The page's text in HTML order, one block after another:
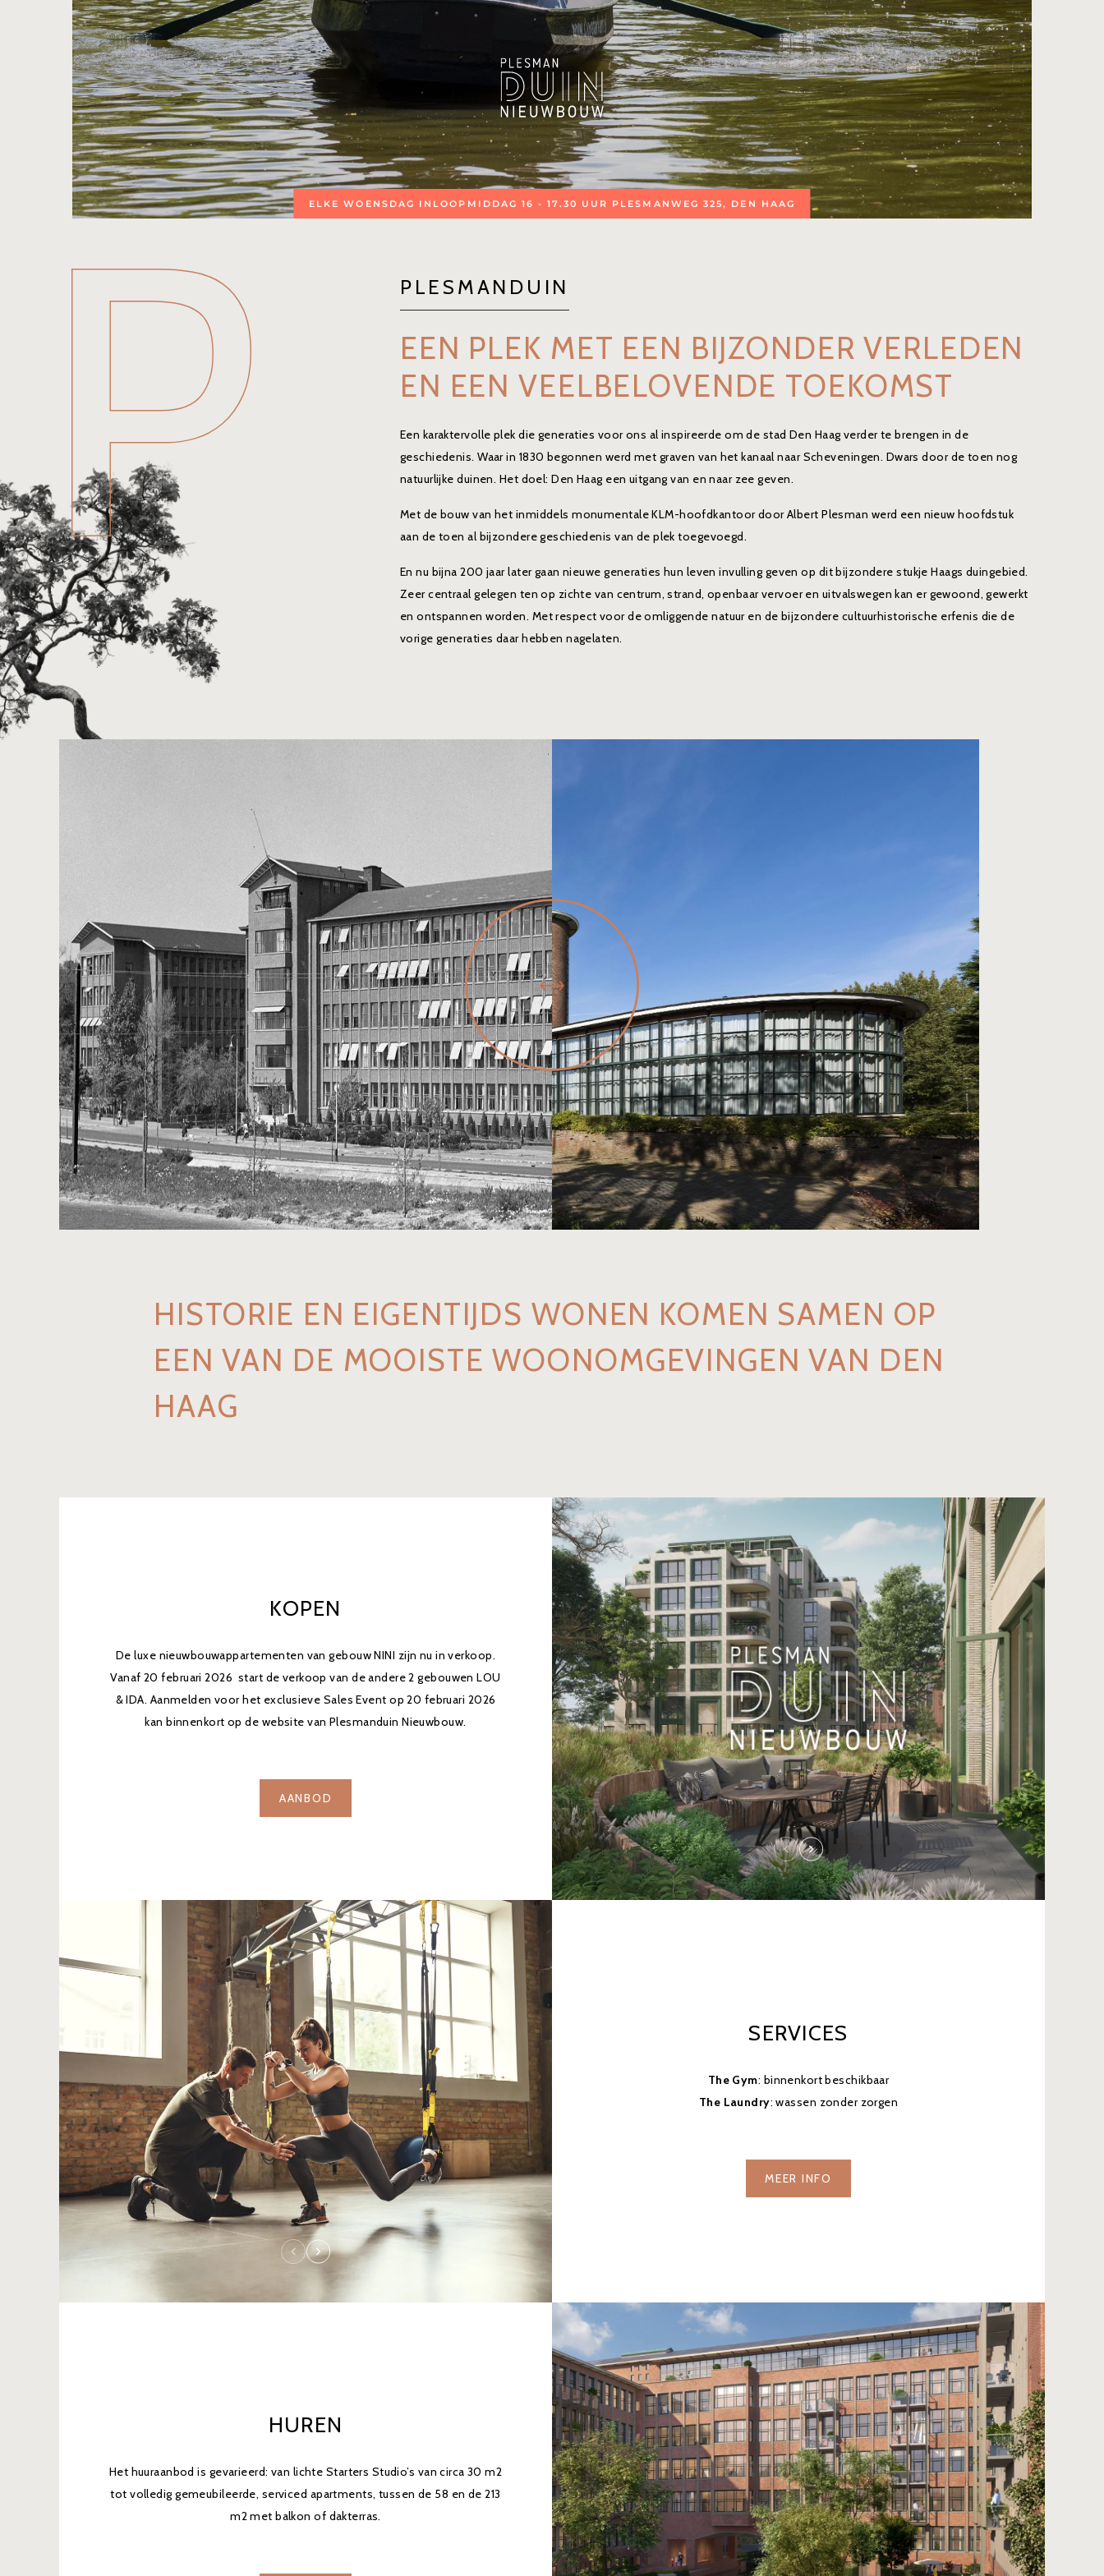
ELKE WOENSDAG INLOOPMIDDAG 16 - 17.30 UUR PLESMANWEG 325, DEN HAAG
PLESMANDUIN
EEN PLEK MET EEN BIJZONDER VERLEDEN
EN EEN VEELBELOVENDE TOEKOMST
Een karaktervolle plek die generaties voor ons al inspireerde om de stad Den Haag verder te brengen in de
geschiedenis. Waar in 1830 begonnen werd met graven van het kanaal naar Scheveningen. Dwars door de toen nog
natuurlijke duinen. Het doel: Den Haag een uitgang van en naar zee geven.
Met de bouw van het inmiddels monumentale KLM-hoofdkantoor door Albert Plesman werd een nieuw hoofdstuk
aan de toen al bijzondere geschiedenis van de plek toegevoegd.
En nu bijna 200 jaar later gaan nieuwe generaties hun leven invulling geven op dit bijzondere stukje Haags duingebied.
Zeer centraal gelegen ten op zichte van centrum, strand, openbaar vervoer en uitvalswegen kan er gewoond, gewerkt
en ontspannen worden. Met respect voor de omliggende natuur en de bijzondere cultuurhistorische erfenis die de
vorige generaties daar hebben nagelaten.
HISTORIE EN EIGENTIJDS WONEN KOMEN SAMEN OP
EEN VAN DE MOOISTE WOONOMGEVINGEN VAN DEN
HAAG
KOPEN
De luxe nieuwbouwappartementen van gebouw NINI zijn nu in verkoop.
Vanaf 20 februari 2026 start de verkoop van de andere 2 gebouwen LOU
& IDA. Aanmelden voor het exclusieve Sales Event op 20 februari 2026
kan binnenkort op de website van Plesmanduin Nieuwbouw.
AANBOD
SERVICES
The Gym: binnenkort beschikbaar
The Laundry: wassen zonder zorgen
MEER INFO
HUREN
Het huuraanbod is gevarieerd: van lichte Starters Studio’s van circa 30 m2
tot volledig gemeubileerde, serviced apartments, tussen de 58 en de 213
m2 met balkon of dakterras.